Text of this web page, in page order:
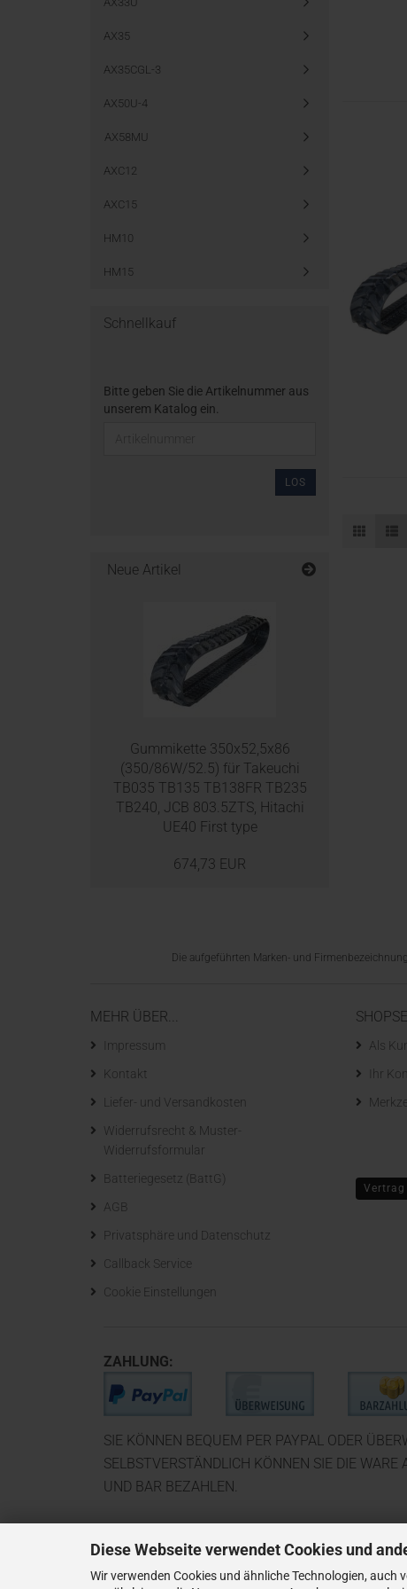
Diese Webseite verwendet Cookies und
Wir verwenden Cookies und ähnliche Technologien,
AX35
AX35CGL-3
AX50U-4
AX58MU
AXC12
AXC15
HM10
HM15
Schnellkauf
Bitte geben Sie die Artikelnummer aus
unserem Katalog ein.
LOS
Neue Artikel
Gummikette 350x52,5x86
(350/86W/52.5) für Takeuchi
TB035 TB135 TB138FR TB235
TB240, JCB 803.5ZTS, Hitachi
UE40 First type
674,73 EUR
Die aufgeführten Marken- und
MEHR ÜBER...
Impressum
Kontakt
Liefer- und Versandkosten
Widerrufsrecht & Muster-
Widerrufsformular
Batteriegesetz (BattG)
AGB
Privatsphäre und Datenschutz
Callback Service
Cookie Einstellungen
Als
Ihr
ZAHLUNG:
SIE KÖNNEN BEQUEM PER PAYPAL ODER
SELBSTVERSTÄNDLICH KÖNNEN SIE DIE WARE
UND BAR BEZAHLEN.